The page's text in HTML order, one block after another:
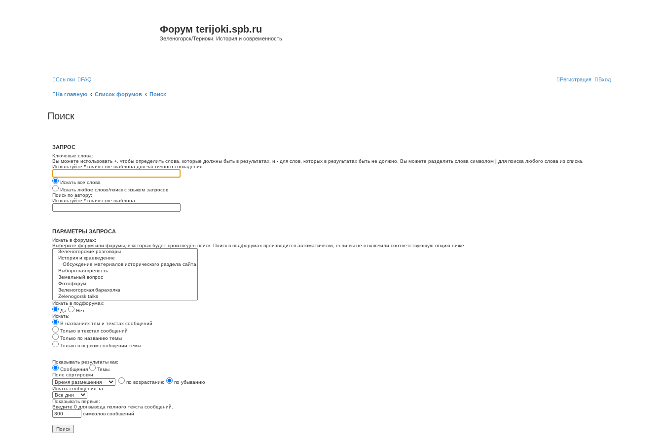
Форум terijoki.spb.ru
Зеленогорск/Териоки. История и современность.
Ссылки FAQ Вход
Регистрация
На главную Список форумов Поиск
Поиск
ЗАПРОС
Ключевые слова:
Вы можете использовать + , чтобы определить слова, которые должны быть в результатах, и - для слов, которых в результатах быть не должно. Вы можете разделить слова символом | для поиска любого слова из списка.
Используйте * в качестве шаблона для частичного совпадения.
Искать все слова
Искать любое слово/поиск с языком запросов
Поиск по автору:
Используйте * в качестве шаблона.
ПАРАМЕТРЫ ЗАПРОСА
Искать в форумах:
Выберите форум или форумы, в которых будет произведён поиск. Поиск в подфорумах производится автоматически, если вы не отключили соответствующую опцию ниже.
Искать в подфорумах:
Да
Нет
Искать:
В названиях тем и текстах сообщений
Только в текстах сообщений
Только по названию темы
Только в первом сообщении темы
Показывать результаты как:
Сообщения
Темы
Поле сортировки:
по возрастанию
по убыванию
Искать сообщения за:
Показывать первые:
Введите 0 для вывода полного текста сообщений.
символов сообщений